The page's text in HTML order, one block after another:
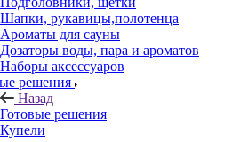
Шапки, рукавицы,полотенца
Ароматы для сауны
Дозаторы воды, пара и ароматов
Наборы аксессуаров
решения
Назад
Готовые решения
Купели